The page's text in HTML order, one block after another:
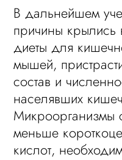
В дальнейшем
причины крылись
диеты для
мышей,
состав и
населявших
Микроорганизмы
меньше
кислот,